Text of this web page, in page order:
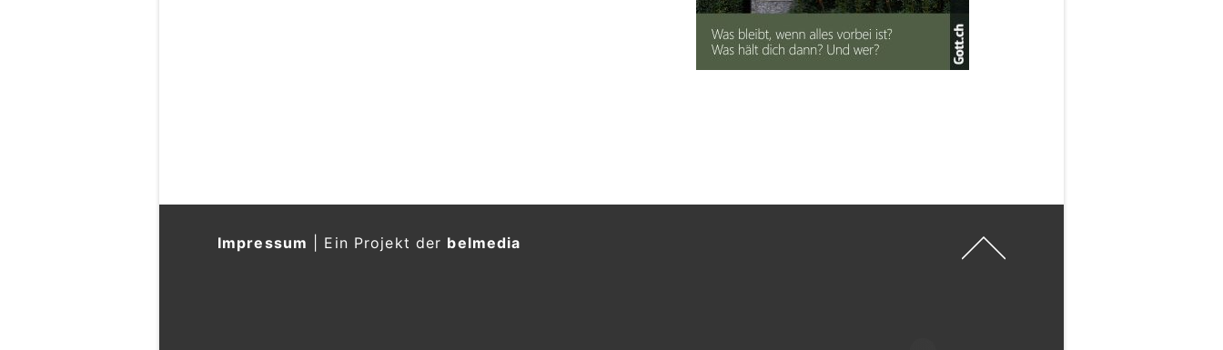
Impressum Ein Projekt der belmedia